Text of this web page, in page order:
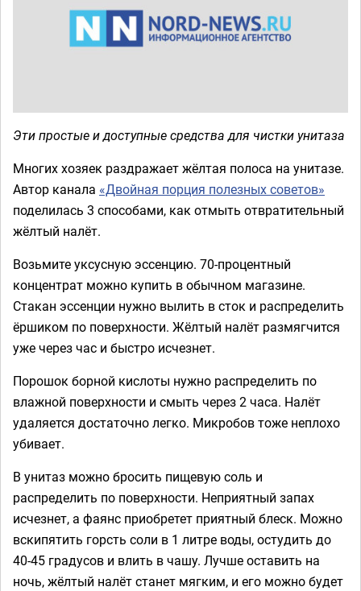
Эти простые и доступные средства для чистки унитаза
Многих хозяек раздражает жёлтая полоса на унитазе.
Автор канала «Двойная порция полезных советов»
поделилась 3 способами, как отмыть отвратительный
жёлтый налёт.
Возьмите уксусную эссенцию. 70-процентный
концентрат можно купить в обычном магазине.
Стакан эссенции нужно вылить в сток и распределить
ёршиком по поверхности. Жёлтый налёт размягчится
уже через час и быстро исчезнет.
Порошок борной кислоты нужно распределить по
влажной поверхности и смыть через 2 часа. Налёт
удаляется достаточно легко. Микробов тоже неплохо
убивает.
В унитаз можно бросить пищевую соль и
распределить по поверхности. Неприятный запах
исчезнет, а фаянс приобретет приятный блеск. Можно
вскипятить горсть соли в 1 литре воды, остудить до
40-45 градусов и влить в чашу. Лучше оставить на
ночь, жёлтый налёт станет мягким, и его можно будет